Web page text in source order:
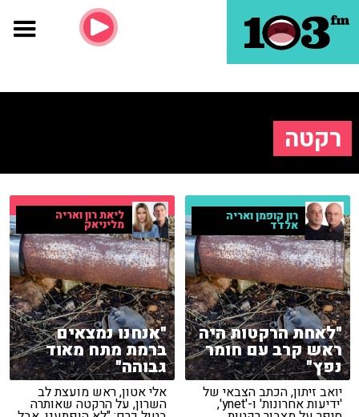
רקטה
רון קופמן ואריה
אלדד
"לאחת הרקטות היה
ראש קרב עם חומר
נפץ"
יואב זיתון, הכתב הצבאי של
'ידיעות אחרונות' ו-'ynet',
ליאת רון ואריה
מליניאק
"אנחנו נמצאים
ברמת מתח מאוד
גבוהה"
אלי אטון, ראש מועצת לב
השרון, על הרקטה שאותרה